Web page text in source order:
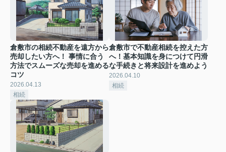
倉敷市の相続不動産を遠方から
売却したい方へ！ 事情に合う
方法でスムーズな売却を進める
コツ
2026.04.13
相続
倉敷市で不動産相続を控えた方
へ！基本知識を身につけて円滑
な手続きと将来設計を進めよう
2026.04.10
相続